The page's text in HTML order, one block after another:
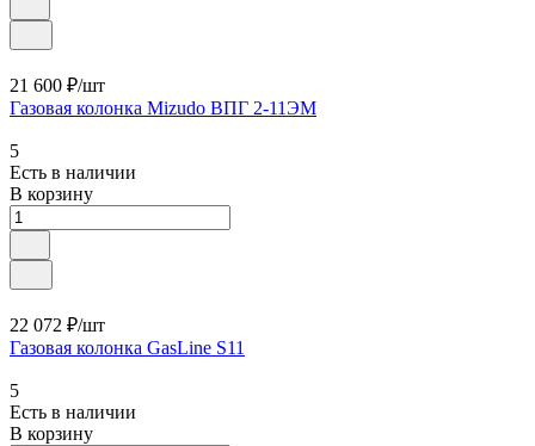
21 600 ₽/шт
Газовая колонка Mizudo ВПГ 2-11ЭM
5
Есть в наличии
В корзину
22 072 ₽/шт
Газовая колонка GasLine S11
5
Есть в наличии
В корзину